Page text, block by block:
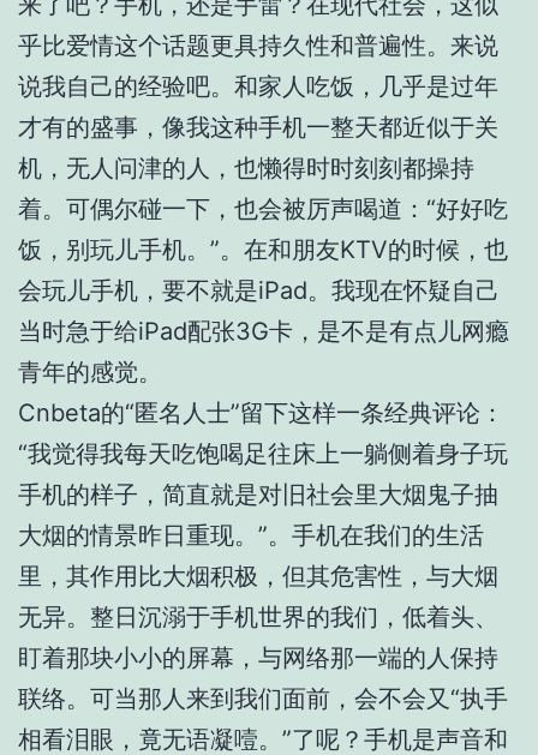
乎比爱情这个话题更具持久性和普遍性。来说
说我自己的经验吧。和家人吃饭，几乎是过年
才有的盛事，像我这种手机一整天都近似于关
机，无人问津的人，也懒得时时刻刻都操持
着。可偶尔碰一下，也会被厉声喝道：“好好吃
饭，别玩儿手机。”。在和朋友KTV的时候，也
会玩儿手机，要不就是iPad。我现在怀疑自己
当时急于给iPad配张3G卡，是不是有点儿网瘾
青年的感觉。
Cnbeta的“匿名人士”留下这样一条经典评论：
“我觉得我每天吃饱喝足往床上一躺侧着身子玩
手机的样子，简直就是对旧社会里大烟鬼子抽
大烟的情景昨日重现。”。手机在我们的生活
里，其作用比大烟积极，但其危害性，与大烟
无异。整日沉溺于手机世界的我们，低着头、
盯着那块小小的屏幕，与网络那一端的人保持
联络。可当那人来到我们面前，会不会又“执手
相看泪眼，竟无语凝噎。”了呢？手机是声音和